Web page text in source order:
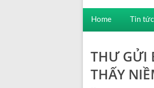
Home Tin
THƯ GỬI
THẤY